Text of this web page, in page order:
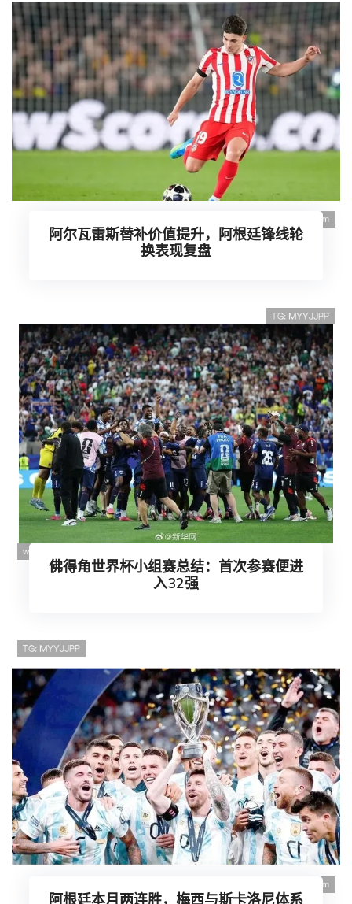
阿尔瓦雷斯替补价值提升，阿根廷锋线轮
换表现复盘
佛得角世界杯小组赛总结：首次参赛便进
入32强
阿根廷本月两连胜，梅西与斯卡洛尼体系